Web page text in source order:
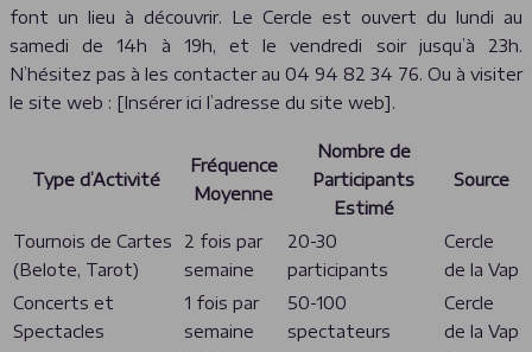
font un lieu à découvrir. Le Cercle est ouvert du lundi au
samedi de 14h à 19h, et le vendredi soir jusqu’à 23h.
N’hésitez pas à les contacter au 04 94 82 34 76. Ou à visiter
le site web : [Insérer ici l’adresse du site web].
Type d’Activité
Fréquence
Moyenne
Nombre de
Participants
Estimé
Source
Tournois de Cartes
(Belote, Tarot)
2 fois par
semaine
20-30
participants
Cercle
de la Vap
Concerts et
Spectacles
1 fois par
semaine
50-100
spectateurs
Cercle
de la Vap